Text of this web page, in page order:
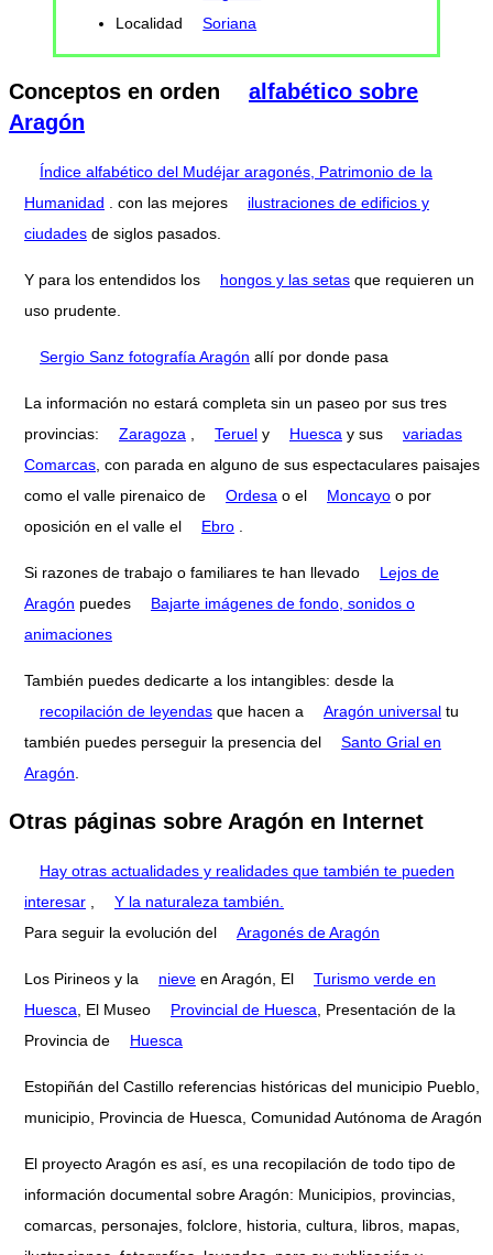
Localidad
Soriana
Conceptos en orden
alfabético sobre
Aragón
Índice alfabético del Mudéjar aragonés, Patrimonio de la
Humanidad . con las mejores
ilustraciones de edificios y
ciudades de siglos pasados.
Y para los entendidos los hongos y las setas que requieren un
uso prudente.
Sergio Sanz fotografía Aragón allí por donde pasa
La información no estará completa sin un paseo por sus tres
provincias:
Zaragoza Teruel y Huesca y sus
variadas
Comarcas , con parada en alguno de sus espectaculares paisajes
como el valle pirenaico de
Ordesa o el Moncayo o por
oposición en el valle el
Ebro
Si razones de trabajo o familiares te han llevado
Lejos de
Aragón puedes
Bajarte imágenes de fondo, sonidos o
animaciones
También puedes dedicarte a los intangibles: desde la
recopilación de leyendas que hacen a Aragón universal tu
también puedes perseguir la presencia del
Santo Grial en
Aragón
Otras páginas sobre Aragón en Internet
Hay otras actualidades y realidades que también te pueden
interesar
Y la naturaleza también.
Para seguir la evolución del
Aragonés de Aragón
Los Pirineos y la nieve en Aragón, El
Turismo verde en
Huesca , El Museo Provincial de Huesca , Presentación de la
Provincia de
Huesca
Estopiñán del Castillo referencias históricas del municipio Pueblo,
municipio, Provincia de Huesca, Comunidad Autónoma de Aragón
El proyecto Aragón es así, es una recopilación de todo tipo de
información documental sobre Aragón: Municipios, provincias,
comarcas, personajes, folclore, historia, cultura, libros, mapas,